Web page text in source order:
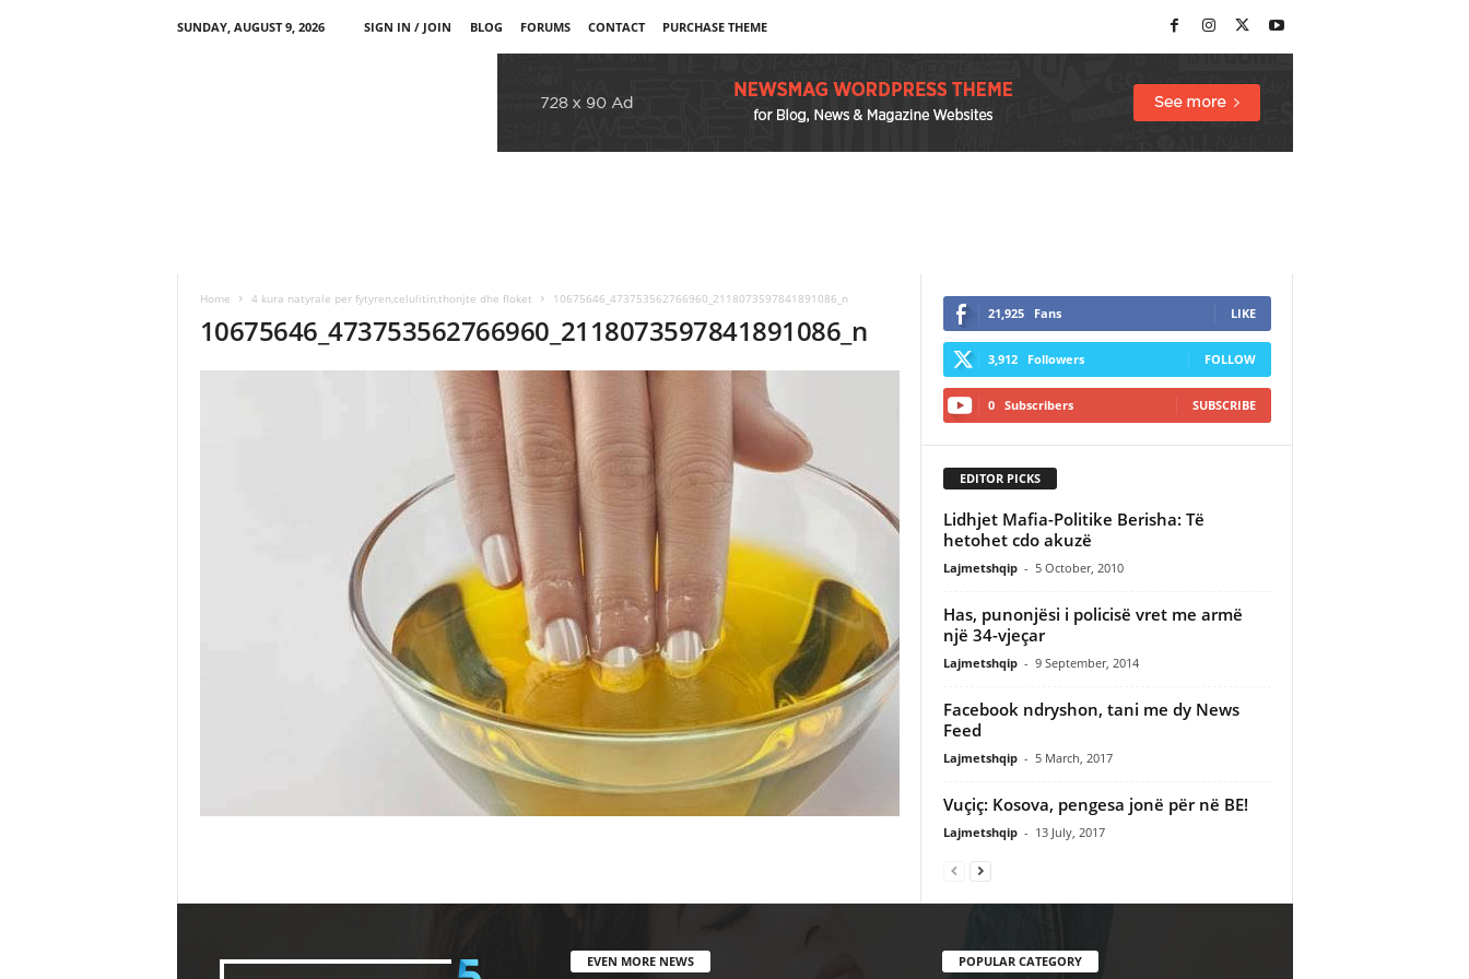
SUNDAY, AUGUST 9, 2026 SIGN IN / JOIN BLOG FORUMS CONTACT PURCHASE THEME
Home 4 kura natyrale per fytyren,celulitin,thonjte dhe floket 10675646_473753562766960_2118073597841891086_n
10675646_473753562766960_2118073597841891086_n 21,925 Fans LIKE
3,912 Followers FOLLOW
0 Subscribers SUBSCRIBE
EDITOR PICKS
Lidhjet Mafia-Politike Berisha: Të
hetohet cdo akuzë
Lajmetshqip - 5 October, 2010
Has, punonjësi i policisë vret me armë
një 34-vjeçar
Lajmetshqip - 9 September, 2014
Facebook ndryshon, tani me dy News
Feed
Lajmetshqip - 5 March, 2017
Vuçiç: Kosova, pengesa jonë për në BE!
Lajmetshqip - 13 July, 2017
EVEN MORE NEWS POPULAR CATEGORY